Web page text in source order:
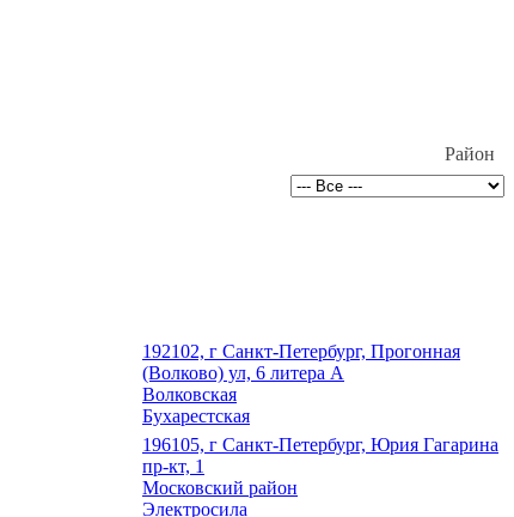
Район
192102, г Санкт-Петербург, Прогонная
(Волково) ул, 6 литера А
Волковская
Бухарестская
196105, г Санкт-Петербург, Юрия Гагарина
пр-кт, 1
Московский район
Электросила